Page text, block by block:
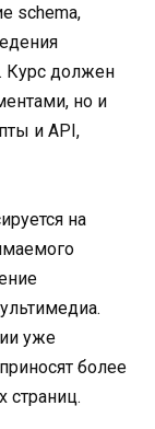
schema,
Курс должен
но и
и API,
на
уже
более
страниц.